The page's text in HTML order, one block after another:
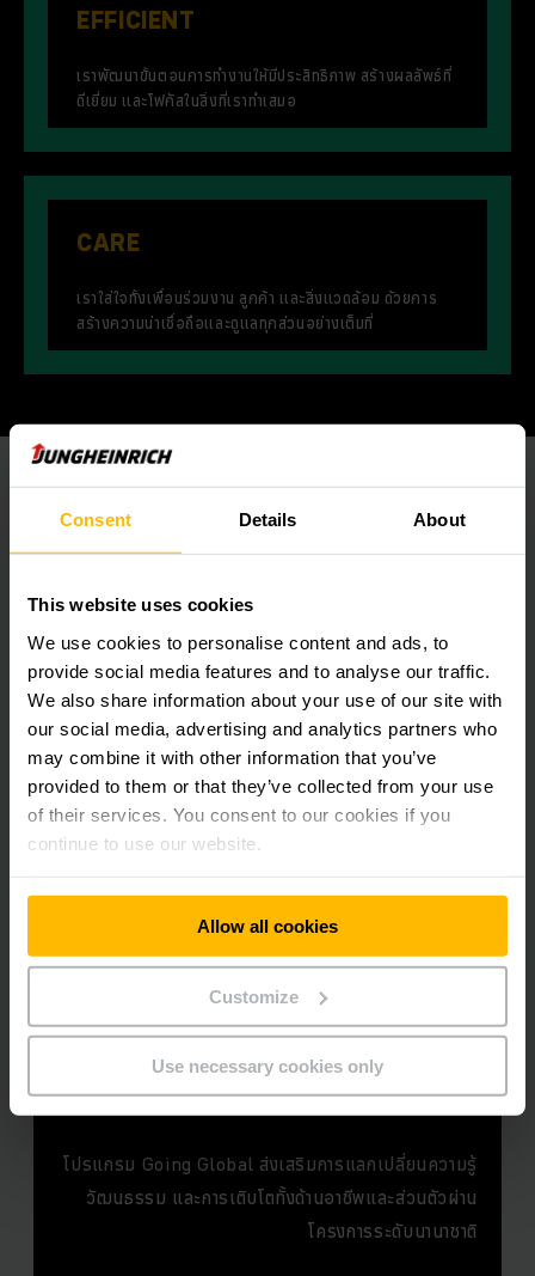
Consent Details About
This website uses cookies
We use cookies to personalise content and ads, to
provide social media features and to analyse our traffic.
We also share information about your use of our site with
our social media, advertising and analytics partners who
may combine it with other information that you’ve
provided to them or that they’ve collected from your use
of their services. You consent to our cookies if you
continue to use our website.
Allow all cookies
Customize
Use necessary cookies only
EFFICIENT
เราพัฒนาขั้นตอนการทำงานให้มีประสิทธิภาพ สร้างผลลัพธ์ที่
ดีเยี่ยม และโฟกัสในสิ่งที่เราทำเสมอ
CARE
เราใส่ใจทั้งเพื่อนร่วมงาน ลูกค้า และสิ่งแวดล้อม ด้วยการ
สร้างความน่าเชื่อถือและดูแลทุกส่วนอย่างเต็มที่
MORE
OPPORTUNITIES
FOR
YOU
โปรแกรม Going Global ส่งเสริมการแลกเปลี่ยนความรู้
วัฒนธรรม และการเติบโตทั้งด้านอาชีพและส่วนตัวผ่าน
โครงการระดับนานาชาติ